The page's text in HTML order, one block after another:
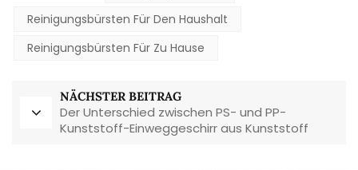
Reinigungsbürsten Für Den Haushalt
Reinigungsbürsten Für Zu Hause
NÄCHSTER BEITRAG
Der Unterschied zwischen PS- und PP-
Kunststoff-Einweggeschirr aus Kunststoff